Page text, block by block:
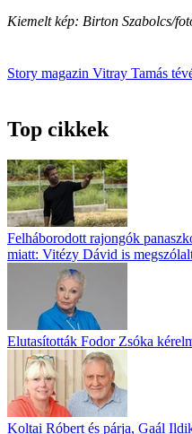
Kiemelt kép: Birton Szabolcs/
Story magazin Vitray Tamás
Top cikkek
Felháborodott rajongók
miatt: Vitézy Dávid is
Elutasították Fodor Zsóka
Koltai Róbert és párja, Gaál